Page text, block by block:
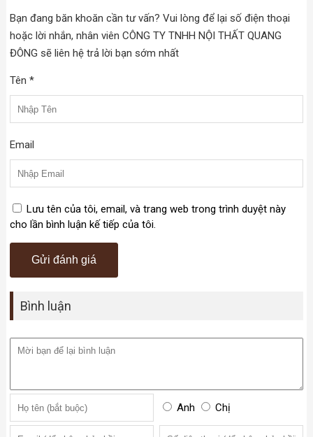
Bạn đang băn khoăn cần tư vấn? Vui lòng để lại số điện thoại
hoặc lời nhắn, nhân viên CÔNG TY TNHH NỘI THẤT QUANG
ĐÔNG sẽ liên hệ trả lời bạn sớm nhất
Tên *
Email
Lưu tên của tôi, email, và trang web trong trình duyệt này
cho lần bình luận kế tiếp của tôi.
Bình luận
Anh Chị